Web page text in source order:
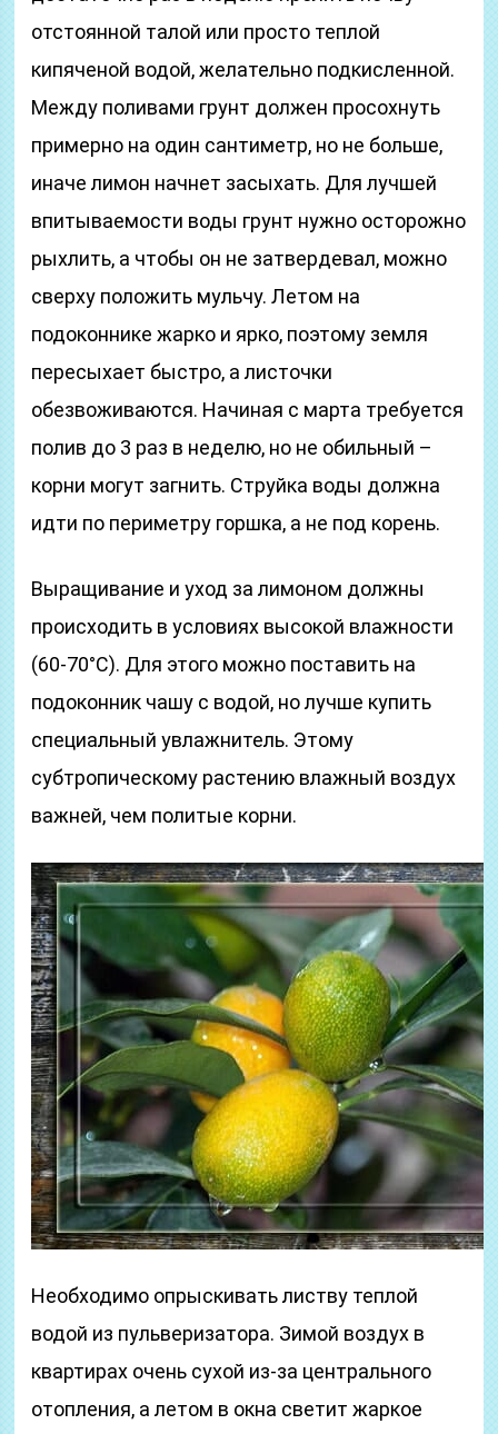
отстоянной талой или просто теплой
кипяченой водой, желательно подкисленной.
Между поливами грунт должен просохнуть
примерно на один сантиметр, но не больше,
иначе лимон начнет засыхать. Для лучшей
впитываемости воды грунт нужно осторожно
рыхлить, а чтобы он не затвердевал, можно
сверху положить мульчу. Летом на
подоконнике жарко и ярко, поэтому земля
пересыхает быстро, а листочки
обезвоживаются. Начиная с марта требуется
полив до 3 раз в неделю, но не обильный –
корни могут загнить. Струйка воды должна
идти по периметру горшка, а не под корень.
Выращивание и уход за лимоном должны
происходить в условиях высокой влажности
(60-70°С). Для этого можно поставить на
подоконник чашу с водой, но лучше купить
специальный увлажнитель. Этому
субтропическому растению влажный воздух
важней, чем политые корни.
Необходимо опрыскивать листву теплой
водой из пульверизатора. Зимой воздух в
квартирах очень сухой из-за центрального
отопления, а летом в окна светит жаркое